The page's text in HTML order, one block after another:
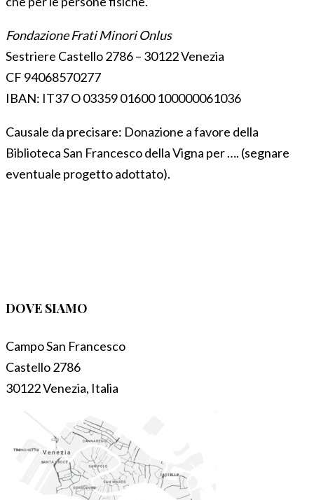
Fondazione Frati Minori Onlus
Sestriere Castello 2786 – 30122 Venezia
CF 94068570277
IBAN: IT37 O 03359 01600 100000061036
Causale da precisare: Donazione a favore della
Biblioteca San Francesco della Vigna per …. (segnare
eventuale progetto adottato).
DOVE SIAMO
Campo San Francesco
Castello 2786
30122 Venezia, Italia